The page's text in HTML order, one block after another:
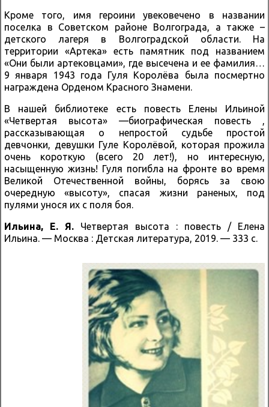
Кроме того, имя героини увековечено в названии
поселка в Советском районе Волгограда, а также –
детского лагеря в Волгоградской области. На
территории «Артека» есть памятник под названием
«Они были артековцами», где высечена и ее фамилия…
9 января 1943 года Гуля Королёва была посмертно
награждена Орденом Красного Знамени.
В нашей библиотеке есть повесть Елены Ильиной
«Четвертая высота» —биографическая повесть ,
рассказывающая о непростой судьбе простой
девчонки, девушки Гуле Королёвой, которая прожила
очень короткую (всего 20 лет!), но интересную,
насыщенную жизнь! Гуля погибла на фронте во время
Великой Отечественной войны, борясь за свою
очередную «высоту», спасая жизни раненых, под
пулями унося их с поля боя.
Ильина, Е. Я. Четвертая высота : повесть / Елена
Ильина. — Москва : Детская литература, 2019. — 333 с.